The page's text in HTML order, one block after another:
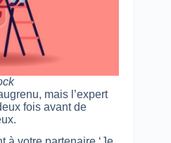
mais l’expert
fois avant de